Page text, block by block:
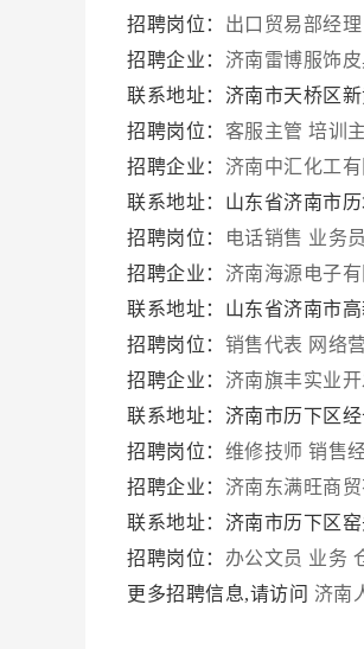
招聘岗位： 出口贸易部经理
招聘企业： 济南雷博服饰
联系地址：济南市天桥区
招聘岗位： 客服主管 培训
招聘企业： 济南中汇化工有
联系地址：山东省济南市
招聘岗位：
电话销售 业务员
招聘企业： 济南海源电子有
联系地址：山东省济南市
招聘岗位： 销售代表 网络
招聘企业： 济南旗丰实业
联系地址：济南市历下区
招聘岗位： 维修技师 销售
招聘企业： 济南东满旺商
联系地址：济南市历下区
招聘岗位： 办公文员 业务
更多招聘信息,请访问 济南